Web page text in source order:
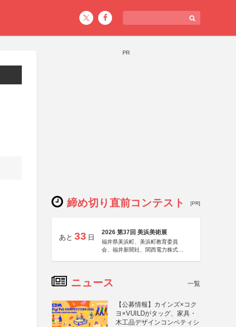
PR
締め切り直前コンテスト [PR]
あと 33 日
2026 第37回 美浜美術展
福井県美浜町、美浜町教育委員
会、福井新聞社、関西電力株式会
ニュース 一覧
【公募情報】カインズ×コク
ヨ×VUILDがタッグ、家具・
木工品デザインコンペティシ